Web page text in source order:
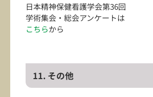
日本精神保健看護学会第36回
学術集会・総会アンケートは
こちらから
11. その他